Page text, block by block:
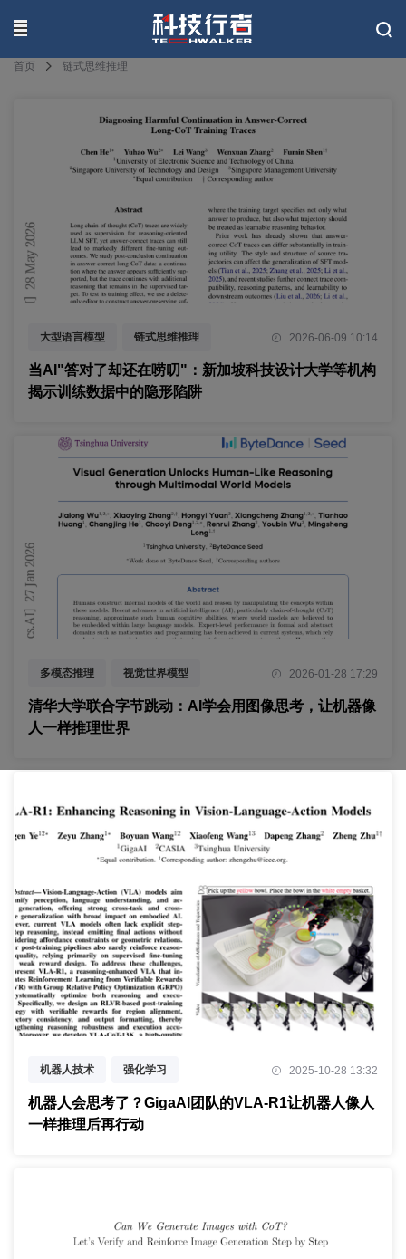
联系我们
首页 链式思维推理
大型语言模型 链式思维推理
训练数据优化
2026-06-09 10:14
当AI"答对了却还在唠叨"：新加坡科技设计大学等机构
揭示训练数据中的隐形陷阱
多模态推理 视觉世界模型
链式思维推理
2026-01-28 17:29
清华大学联合字节跳动：AI学会用图像思考，让机器像
人一样推理世界
机器人技术 强化学习
链式思维推理
2025-10-28 13:32
机器人会思考了？GigaAI团队的VLA-R1让机器人像人
一样推理后再行动